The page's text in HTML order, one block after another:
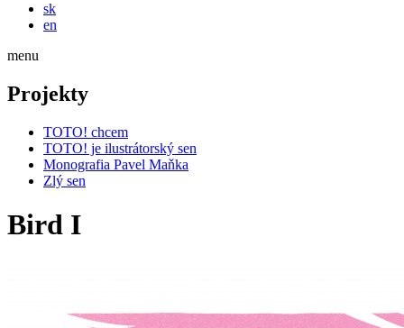
sk
en
menu
Projekty
TOTO! chcem
TOTO! je ilustrátorský sen
Monografia Pavel Maňka
Zlý sen
Bird I